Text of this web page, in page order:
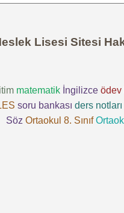
Lisesi Sitesi
matematik İngilizce ödev
soru bankası ders notları
Söz Ortaokul 8. Sınıf